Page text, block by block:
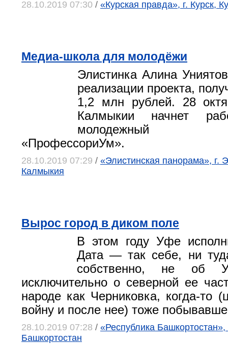
28.10.2019 07:30 / «Курская правда», г. Курск,
Медиа-школа для молодёжи
Элистинка Алина
реализации проекта,
1,2 млн рублей. 28
Калмыкии начнет
молодежный
«ПрофессориУм».
28.10.2019 07:29 / «Элистинская панорама», г.
Калмыкия
Вырос город в диком поле
В этом году Уфе
Дата — так себе, ни
собственно, не об
исключительно о северной ее
народе как Черниковка, когда-то
войну и после нее) тоже
28.10.2019 07:28 / «Республика
Башкортостан